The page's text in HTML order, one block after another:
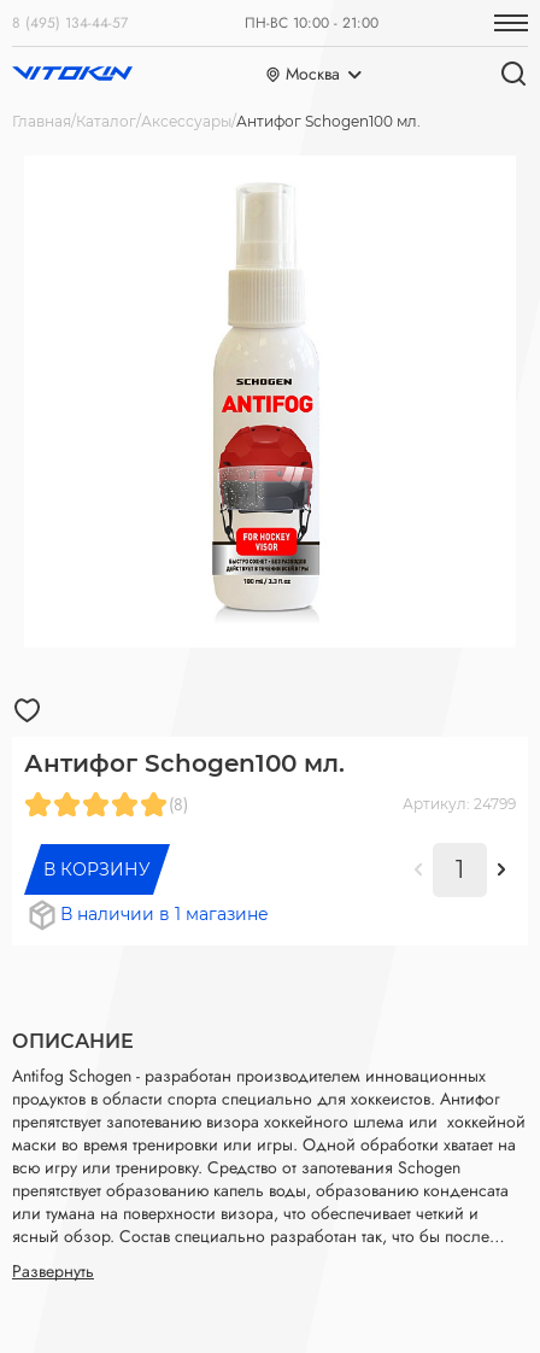
8 (495) 134-44-57 ПН-ВС 10:00 - 21:00
Москва
Главная Каталог Аксессуары Антифог Schogen100 мл.
Антифог Schogen100 мл.
(8) Артикул: 24799
В КОРЗИНУ
В наличии в 1 магазине
ОПИСАНИЕ
Antifog Schogen - разработан производителем инновационных
продуктов в области спорта специально для хоккеистов. Антифог
препятствует запотеванию визора хоккейного шлема или хоккейной
маски во время тренировки или игры. Одной обработки хватает на
всю игру или тренировку. Средство от запотевания Schogen
препятствует образованию капель воды, образованию конденсата
или тумана на поверхности визора, что обеспечивает четкий и
ясный обзор. Состав специально разработан так, что бы после
Для максимального эффекта необходимо распылить средство на
Развернуть